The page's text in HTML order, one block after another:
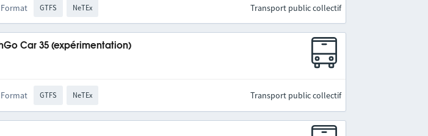
Format GTFS NeTEx Transport public collectif
Car 35 (expérimentation)
Format GTFS NeTEx Transport public collectif